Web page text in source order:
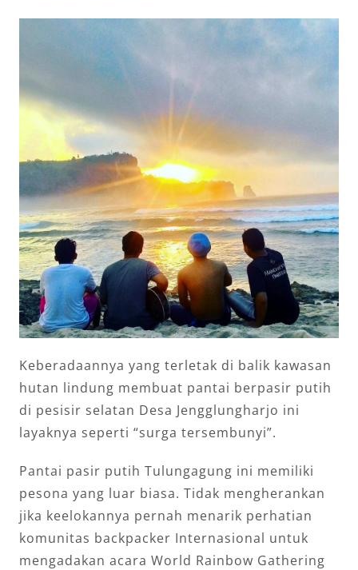
Keberadaannya yang terletak di balik kawasan
hutan lindung membuat pantai berpasir putih
di pesisir selatan Desa Jengglungharjo ini
layaknya seperti “surga tersembunyi”.
Pantai pasir putih Tulungagung ini memiliki
pesona yang luar biasa. Tidak mengherankan
jika keelokannya pernah menarik perhatian
komunitas backpacker Internasional untuk
mengadakan acara World Rainbow Gathering